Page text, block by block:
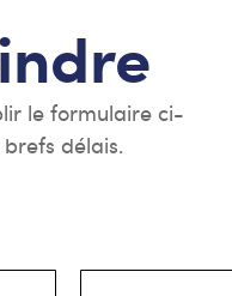
le formulaire ci-
délais.